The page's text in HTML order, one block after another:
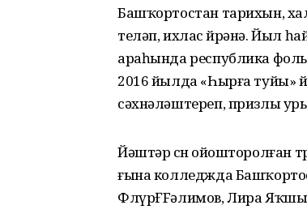
Башҡортостан тарихын,
теләп, ихлас өйрәнә. Йыл
араһында республика
2016 йылда «Һырға туйы»
сәхнәләштереп, призлы
Йәштәр өсөн ойошторолған
ғына колледжда
ФлүрҒFәлимов, Лира